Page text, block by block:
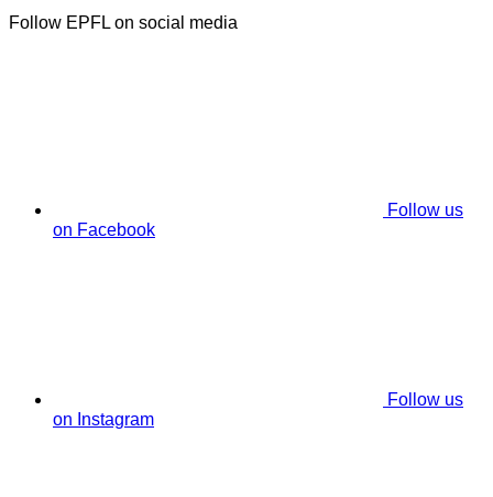
Follow EPFL on social media
Follow us
on Facebook
Follow us
on Instagram